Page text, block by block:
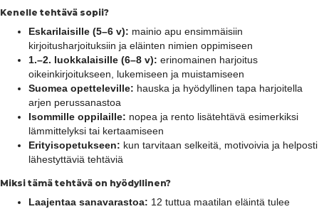
Kenelle tehtävä sopii?
Eskarilaisille (5–6 v): mainio apu ensimmäisiin
kirjoitusharjoituksiin ja eläinten nimien oppimiseen
1.–2. luokkalaisille (6–8 v): erinomainen harjoitus
oikeinkirjoitukseen, lukemiseen ja muistamiseen
Suomea opetteleville: hauska ja hyödyllinen tapa harjoitella
arjen perussanastoa
Isommille oppilaille: nopea ja rento lisätehtävä esimerkiksi
lämmittelyksi tai kertaamiseen
Erityisopetukseen: kun tarvitaan selkeitä, motivoivia ja helposti
lähestyttäviä tehtäviä
Miksi tämä tehtävä on hyödyllinen?
Laajentaa sanavarastoa: 12 tuttua maatilan eläintä tulee